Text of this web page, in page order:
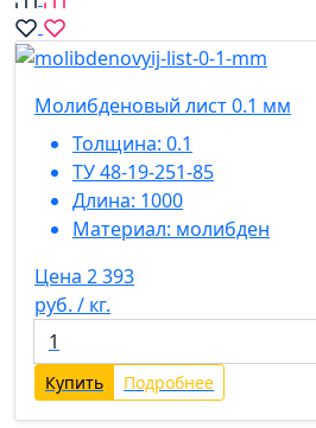
Молибденовый лист 0.1 мм
Толщина: 0.1
ТУ 48-19-251-85
Длина: 1000
Материал: молибден
Цена 2 393
руб. / кг.
Купить Подробнее